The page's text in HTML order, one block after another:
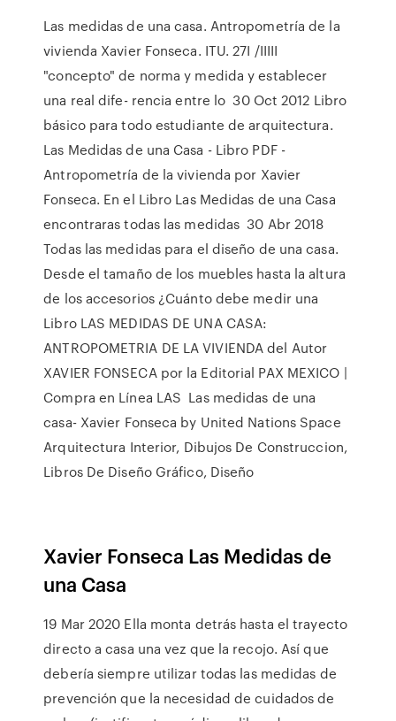
Las medidas de una casa. Antropometría de la
vivienda Xavier Fonseca. ITU. 27I /IIIII
"concepto" de norma y medida y establecer
una real dife- rencia entre lo 30 Oct 2012 Libro
básico para todo estudiante de arquitectura.
Las Medidas de una Casa - Libro PDF -
Antropometría de la vivienda por Xavier
Fonseca. En el Libro Las Medidas de una Casa
encontraras todas las medidas 30 Abr 2018
Todas las medidas para el diseño de una casa.
Desde el tamaño de los muebles hasta la altura
de los accesorios ¿Cuánto debe medir una
Libro LAS MEDIDAS DE UNA CASA:
ANTROPOMETRIA DE LA VIVIENDA del Autor
XAVIER FONSECA por la Editorial PAX MEXICO |
Compra en Línea LAS Las medidas de una
casa- Xavier Fonseca by United Nations Space
Arquitectura Interior, Dibujos De Construccion,
Libros De Diseño Gráfico, Diseño
Xavier Fonseca Las Medidas de
una Casa
19 Mar 2020 Ella monta detrás hasta el trayecto
directo a casa una vez que la recojo. Así que
debería siempre utilizar todas las medidas de
prevención que la necesidad de cuidados de